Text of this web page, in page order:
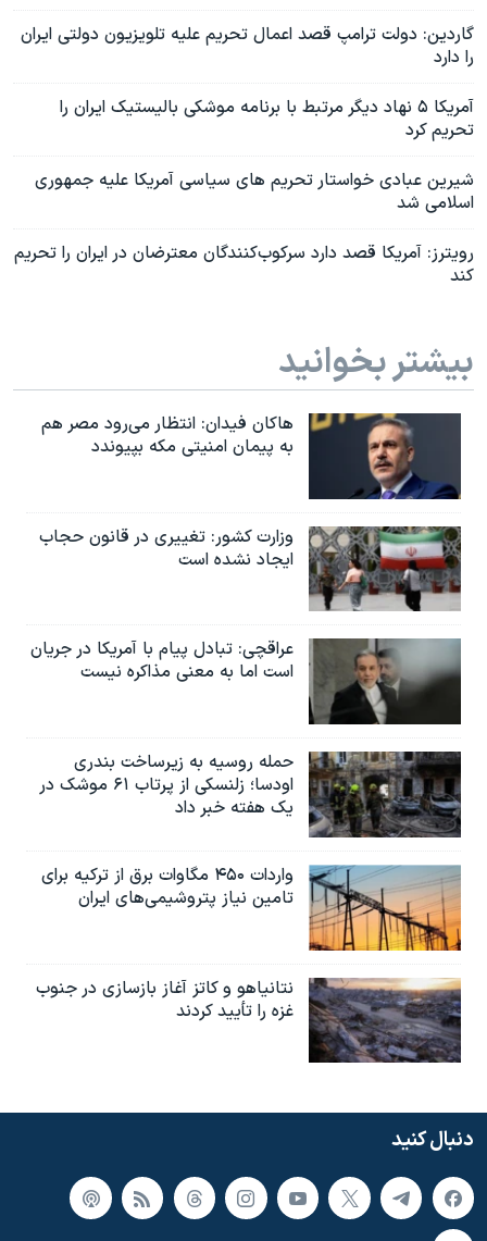
گاردین: دولت ترامپ قصد اعمال تحریم علیه تلویزیون دولتی ایران
را دارد
آمریکا ۵ نهاد دیگر مرتبط با برنامه موشکی بالیستیک ایران را
تحریم کرد
شیرین عبادی خواستار تحریم های سیاسی آمریکا علیه جمهوری
اسلامی شد
رویترز: آمریکا قصد دارد سرکوب‌کنندگان معترضان در ایران را تحریم
کند
بیشتر بخوانید
هاکان فیدان: انتظار می‌رود مصر هم
به پیمان امنیتی مکه بپیوندد
وزارت کشور: تغییری در قانون حجاب
ایجاد نشده است
عراقچی: تبادل پیام با آمریکا در جریان
است اما به معنی مذاکره نیست
حمله روسیه به زیرساخت بندری
اودسا؛ زلنسکی از پرتاب ۶۱ موشک در
یک هفته خبر داد
واردات ۴۵۰ مگاوات برق از ترکیه برای
تامین نیاز پتروشیمی‌های ایران
نتانیاهو و کاتز آغاز بازسازی در جنوب
غزه را تأیید کردند
دنبال کنید